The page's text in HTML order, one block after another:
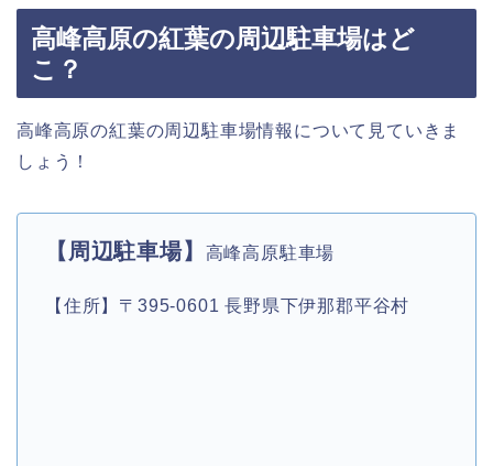
高峰高原の紅葉の周辺駐車場はど
こ？
高峰高原の紅葉の周辺駐車場情報について見ていきま
しょう！
【周辺駐車場】 高峰高原駐車場
【住所】〒395-0601 長野県下伊那郡平谷村